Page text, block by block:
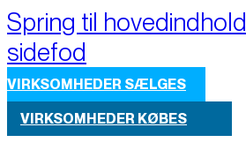
Spring til hovedindhold
sidefod
VIRKSOMHEDER SÆLGES
VIRKSOMHEDER KØBES